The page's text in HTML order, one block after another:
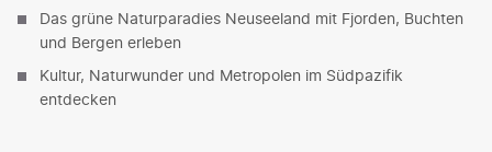
Das grüne Naturparadies Neuseeland mit Fjorden, Buchten
und Bergen erleben
Kultur, Naturwunder und Metropolen im Südpazifik
entdecken